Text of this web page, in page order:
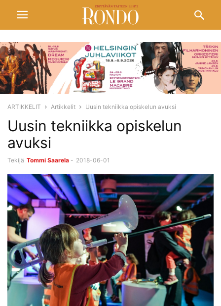
ARTIKKELIT Artikkelit Uusin tekniikka opiskelun avuksi
Uusin tekniikka opiskelun
avuksi
Tekijä Tommi Saarela - 2018-06-01